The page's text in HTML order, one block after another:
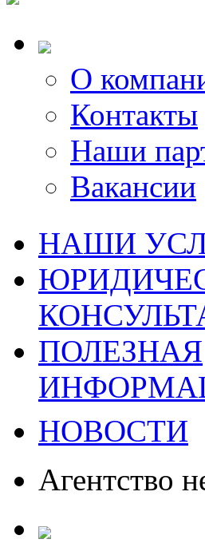
О
Контакты
Наши
Вакансии
НАШИ
ПОЛЕЗНАЯ
НОВОСТИ
Агентство